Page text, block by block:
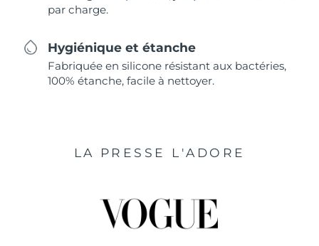
par charge.
Hygiénique et étanche
Fabriquée en silicone résistant aux bactéries,
100% étanche, facile à nettoyer.
LA PRESSE L'ADORE